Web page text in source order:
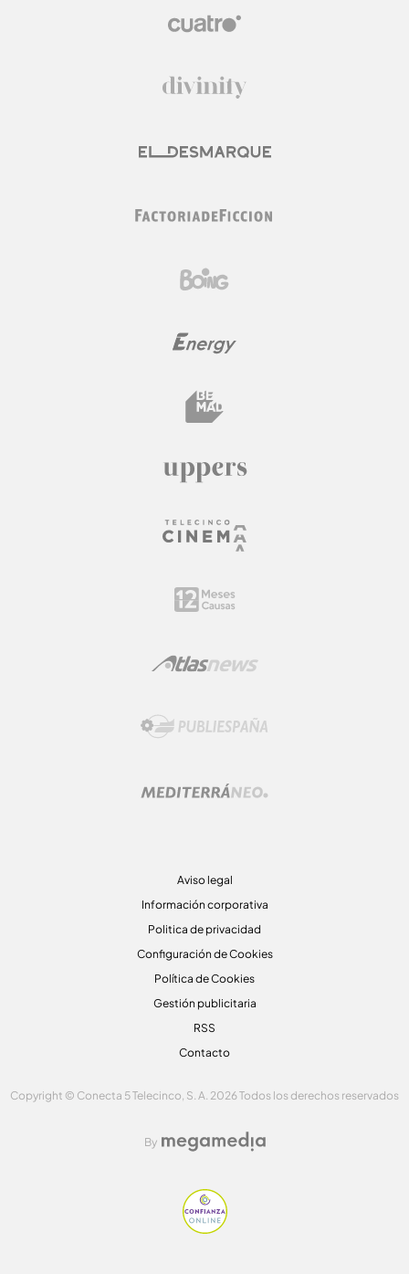
Aviso legal
Información corporativa
Politica de privacidad
Configuración de Cookies
Política de Cookies
Gestión publicitaria
RSS
Contacto
Copyright © Conecta 5 Telecinco, S. A. 2026 Todos los derechos reservados
By